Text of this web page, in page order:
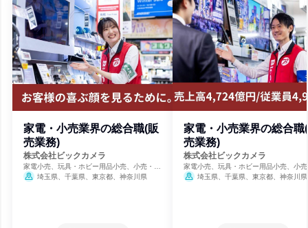
家電・小売業界の総合職(販
売業務)
株式会社ビックカメラ
家電小売、玩具・ホビー用品小売、小売・卸
売・商社埼玉県、千葉県、東京都、神奈川県
家電・小売業界の総合職
売業務)
株式会社ビックカメラ
家電小売、玩具・ホビー用品小売、小
売・商社埼玉県、千葉県、東京都、神奈川